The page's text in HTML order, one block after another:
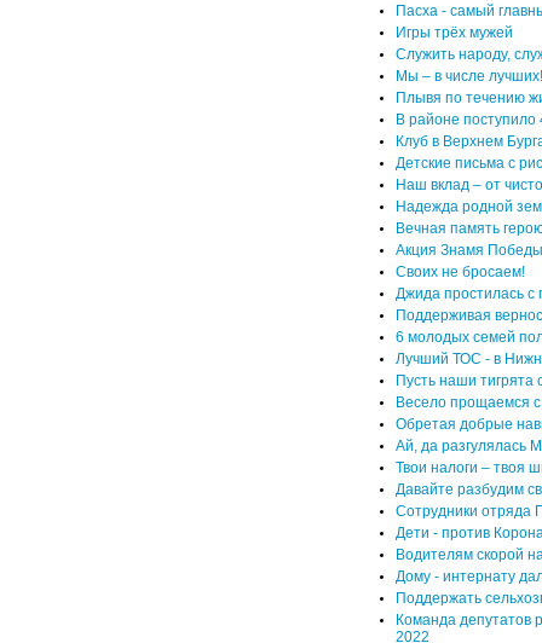
Пасха - самый
Игры трёх мужей
Служить народу,
Мы – в числе лучших!
Плывя по течению
В районе поступило
Клуб в Верхнем
Детские письма с
Наш вклад – от
Надежда родной
Вечная память
Акция Знамя
Своих не бросаем!
Джида простилась с
Поддерживая
6 молодых семей
Лучший ТОС - в
Пусть наши
Весело прощаемся
Обретая добрые
Ай, да разгулялась
Твои налоги – твоя
Давайте разбудим
Сотрудники отряда
Дети - против
Водителям скорой
Дому - интернату
Поддержать
Команда депутатов
2022